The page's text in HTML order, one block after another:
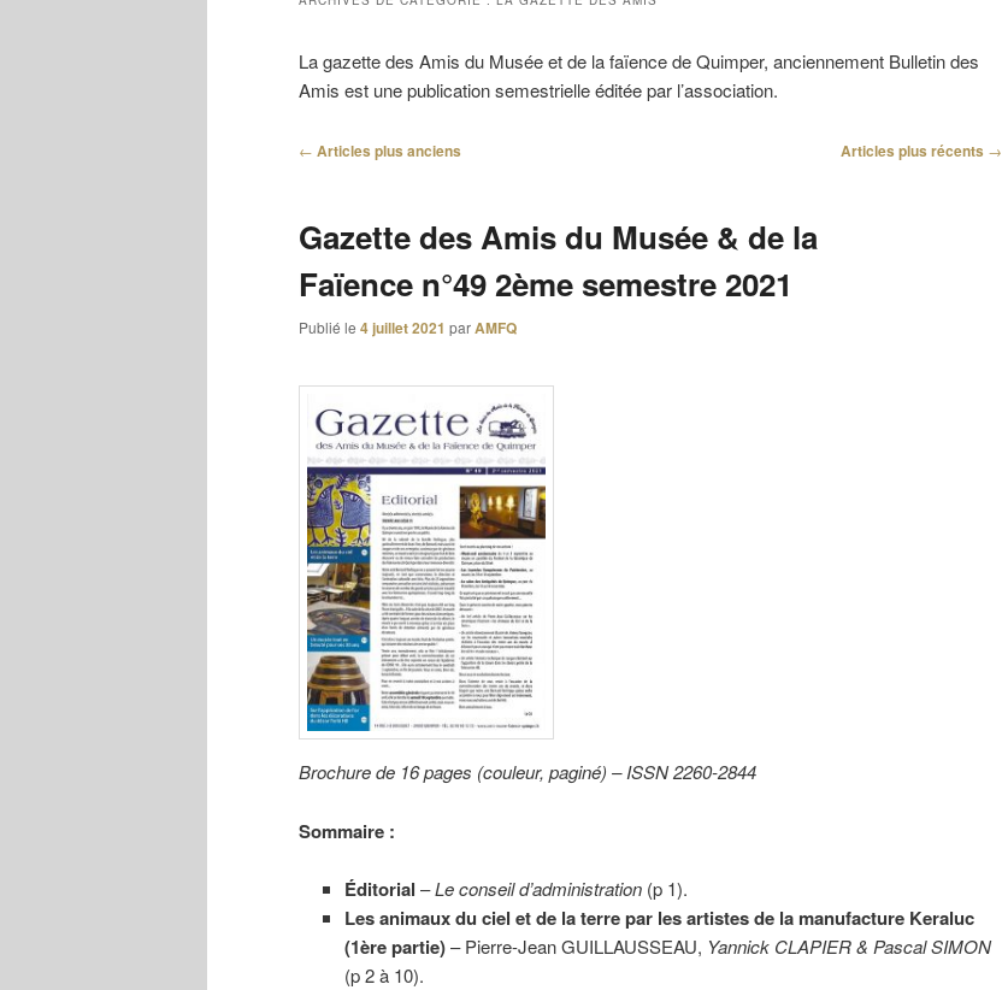
La gazette des Amis du Musée et de la faïence de Quimper, anciennement Bulletin des
Amis est une publication semestrielle éditée par l’association.
Navigation
← Articles plus anciens Articles plus récents →
Gazette des Amis du Musée & de la
Faïence n°49 2ème semestre 2021
Publié le 4 juillet 2021 parAMFQ
Brochure de 16 pages (couleur, paginé) – ISSN 2260-2844
Sommaire :
Éditorial –Le conseil d’administration(p 1).
Les animaux du ciel et de la terre par les artistes de la manufacture Keraluc
(1ère partie)– Pierre-Jean GUILLAUSSEAU, Yannick CLAPIER & Pascal SIMON
(p 2 à 10).